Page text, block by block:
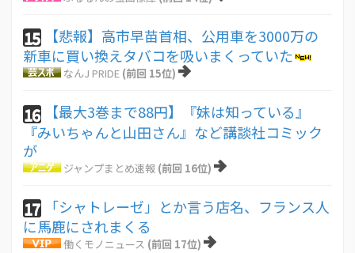
15
【悲報】高市早苗首相、公用車を3000万の
新車に買い換えタバコを吸いまくっていた
なんJ PRIDE (前回 15位)
16
【最大3巻まで88円】『妹は知っている』
『みいちゃんと山田さん』など講談社コミック
が
ジャンプまとめ速報 (前回 16位)
17
「シャトレーゼ」とか言う店名、フランス人
に馬鹿にされまくる
働くモノニュース (前回 17位)